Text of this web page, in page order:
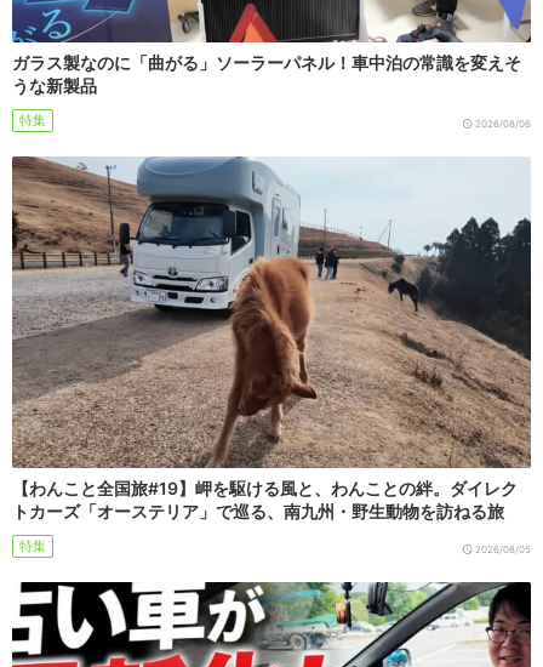
ガラス製なのに「曲がる」ソーラーパネル！車中泊の常識を変えそ
うな新製品
特集 2026/08/06
【わんこと全国旅#19】岬を駆ける風と、わんことの絆。ダイレク
トカーズ「オーステリア」で巡る、南九州・野生動物を訪ねる旅
特集 2026/08/05